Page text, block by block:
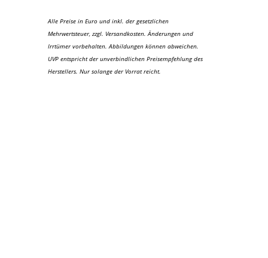
Alle Preise in Euro und inkl. der gesetzlichen
Mehrwertsteuer, zzgl. Versandkosten. Änderungen und
Irrtümer vorbehalten. Abbildungen können abweichen.
UVP entspricht der unverbindlichen Preisempfehlung des
Herstellers. Nur solange der Vorrat reicht.